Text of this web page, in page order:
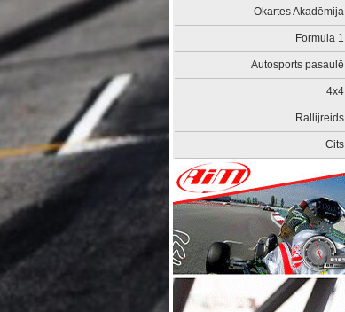
Okartes Akadēmija
Formula 1
Autosports pasaulē
4x4
Rallijreids
Cits